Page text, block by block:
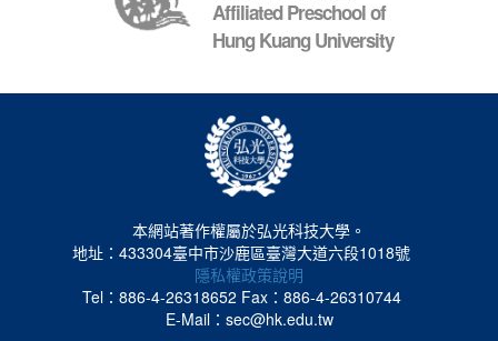
Affiliated Preschool of
Hung Kuang University
本網站著作權屬於弘光科技大學。
地址：433304臺中市沙鹿區臺灣大道六段1018號
隱私權政策說明
Tel：886-4-26318652 Fax：886-4-26310744
E-Mail：sec@hk.edu.tw